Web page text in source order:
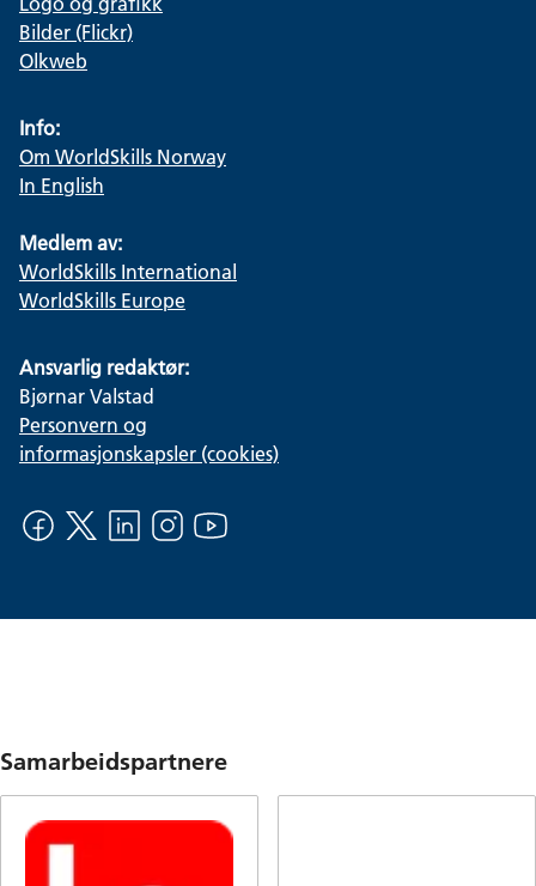
Bilder (Flickr)
Olkweb
Info:
Om WorldSkills Norway
In English
Medlem av:
WorldSkills International
WorldSkills Europe
Ansvarlig redaktør:
Bjørnar Valstad
Personvern og
informasjonskapsler (cookies)
Samarbeidspartnere